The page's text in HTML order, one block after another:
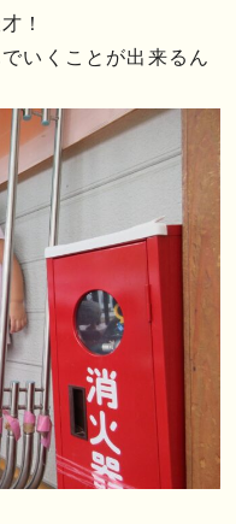
！
いくことが出来るん